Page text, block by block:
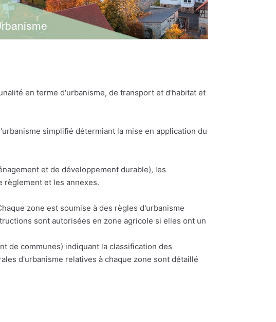
en terme d'urbanisme, de transport et d'habitat et
simplifié détermiant la mise en application du
et de développement durable), les
règlement et les annexes.
zone est soumise à des règles d'urbanisme
sont autorisées en zone agricole si elles ont un
de communes) indiquant la classification des
d'urbanisme relatives à chaque zone sont détaillé